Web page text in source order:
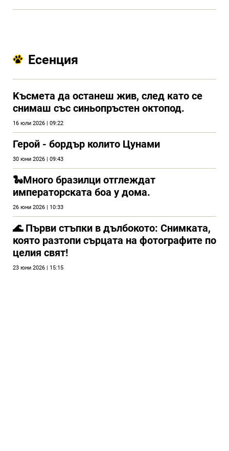
Есенция
Kъсмета да останеш жив, след като се
снимаш със синьопръстен октопод.
16 юли 2026 | 09:22
Герой - бордър колито Цунами
30 юни 2026 | 09:43
🐍Много бразилци отглеждат
императорската боа у дома.
26 юни 2026 | 10:33
🌊 Първи стъпки в дълбокото: Снимката,
която разтопи сърцата на фотографите по
целия свят!
23 юни 2026 | 15:15